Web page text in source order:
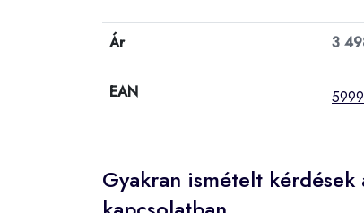
Ár 3
EAN
Gyakran ismételt